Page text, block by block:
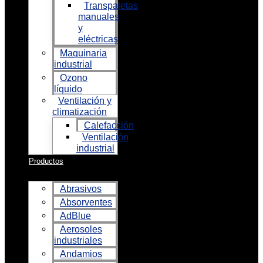
Transpaletas
manuales
y
eléctricas
Maquinaria
industrial
Ozono
líquido
Ventilación y
climatización
Calefacción
Ventilación
industrial
Productos
Abrasivos
Absorventes
AdBlue
Aerosoles
industriales
Andamios